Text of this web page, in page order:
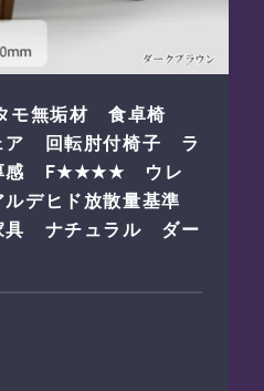
モ無垢材 食卓椅
ア 回転肘付椅子 ラ
感 F★★★★ ウレ
デヒド放散量基準
具 ナチュラル ダー